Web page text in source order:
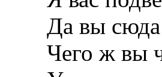
Да вы сюда
Чего ж вы